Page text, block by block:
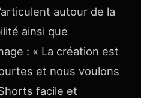
autour de la
ainsi que
: « La création est
et nous voulons
facile et